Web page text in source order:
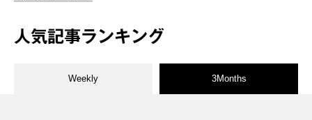
人気記事ランキング
Weekly 3Months